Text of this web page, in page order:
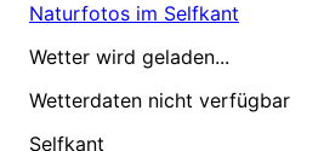
Naturfotos im Selfkant
Wetter wird geladen...
Wetterdaten nicht verfügbar
Selfkant